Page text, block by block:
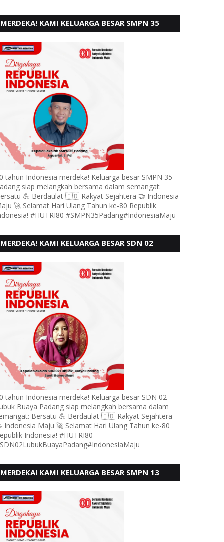
MERDEKA! KAMI KELUARGA BESAR SMPN 35
tahun Indonesia merdeka! Keluarga besar SMPN 35
siap melangkah bersama dalam semangat:
💪 Berdaulat 🇮🇩 Rakyat Sejahtera 🤝 Indonesia
🚀 Selamat Hari Ulang Tahun ke-80 Republik
#HUTRI80 #SMPN35Padang#IndonesiaMaju
MERDEKA! KAMI KELUARGA BESAR SDN 02
MENGUCAPKAN HUT RI KE - 80,
tahun Indonesia merdeka! Keluarga besar SDN 02
Buaya Padang siap melangkah bersama dalam
Bersatu 💪 Berdaulat 🇮🇩 Rakyat Sejahtera
Indonesia Maju 🚀 Selamat Hari Ulang Tahun ke-80
Indonesia! #HUTRI80
MERDEKA! KAMI KELUARGA BESAR SMPN 13